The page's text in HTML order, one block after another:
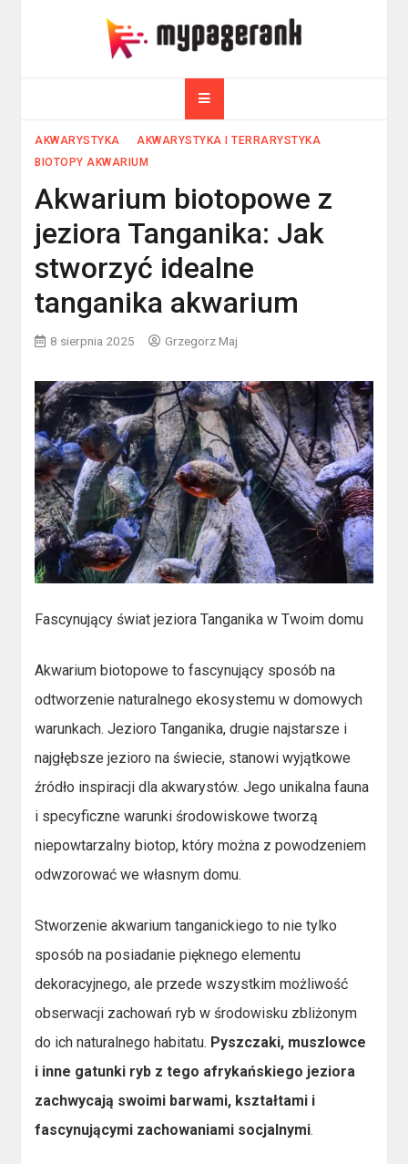
myPageRank.pl
AKWARYSTYKA
AKWARYSTYKA I TERRARYSTYKA
BIOTOPY AKWARIUM
Akwarium biotopowe z
jeziora Tanganika: Jak
stworzyć idealne
tanganika akwarium
8 sierpnia 2025 Grzegorz Maj
Fascynujący świat jeziora Tanganika w Twoim domu
Akwarium biotopowe to fascynujący sposób na
odtworzenie naturalnego ekosystemu w domowych
warunkach. Jezioro Tanganika, drugie najstarsze i
najgłębsze jezioro na świecie, stanowi wyjątkowe
źródło inspiracji dla akwarystów. Jego unikalna fauna
i specyficzne warunki środowiskowe tworzą
niepowtarzalny biotop, który można z powodzeniem
odwzorować we własnym domu.
Stworzenie akwarium tanganickiego to nie tylko
sposób na posiadanie pięknego elementu
dekoracyjnego, ale przede wszystkim możliwość
obserwacji zachowań ryb w środowisku zbliżonym
do ich naturalnego habitatu. Pyszczaki, muszlowce
i inne gatunki ryb z tego afrykańskiego jeziora
zachwycają swoimi barwami, kształtami i
fascynującymi zachowaniami socjalnymi.